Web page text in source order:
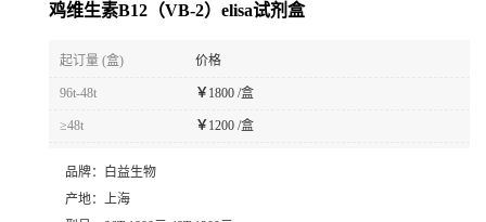
鸡维生素B12（VB-2）elisa试剂盒
起订量 (盒) 价格
96t-48t ￥ 1800 /盒
≥48t ￥ 1200 /盒
品牌：
白益生物
产地： 上海